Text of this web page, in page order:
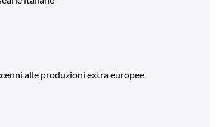
alle produzioni extra europee